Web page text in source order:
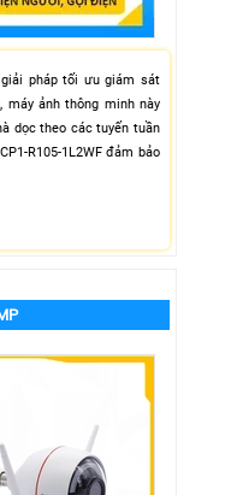
giải pháp tối ưu giám sát
máy ảnh thông minh này
dọc theo các tuyến tuần
R105-1L2WF đảm bảo